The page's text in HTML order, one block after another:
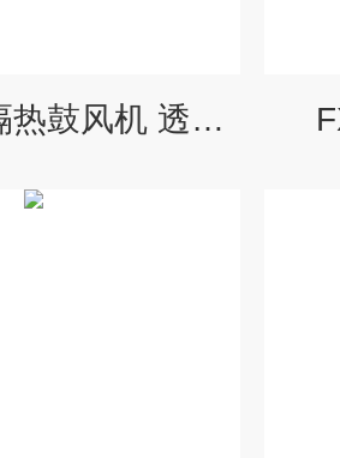
CX-H7.5H隔热鼓风机 透浦式中压风机5.5KW